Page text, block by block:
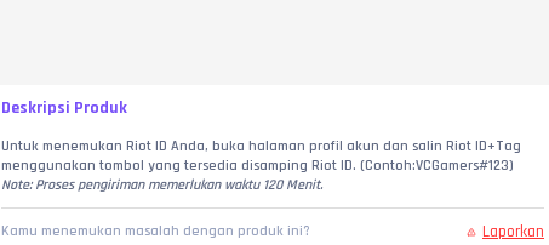
Deskripsi Produk
Untuk menemukan Riot ID Anda, buka halaman profil akun dan salin Riot ID+Tag
menggunakan tombol yang tersedia disamping Riot ID. (Contoh:VCGamers#123)
Note: Proses pengiriman memerlukan waktu 120 Menit.
Kamu menemukan masalah dengan produk ini? Laporkan